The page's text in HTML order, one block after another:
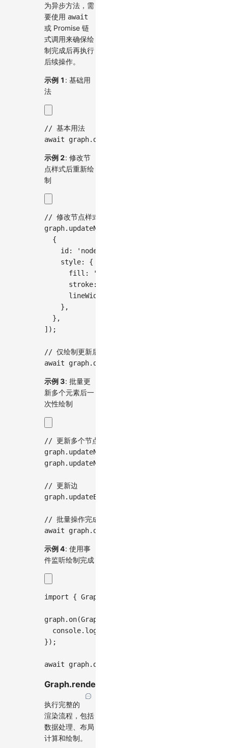
为异步方法，需
要使用 await
或 Promise 链
式调用来确保绘
制完成后再执行
后续操作。
示例 1 : 基础用
法
// 基本用法
await graph. draw
示例 2: 修改节
点样式后重新绘
制
// 修改节点样式后重新绘制
graph. updateNodeData
{
id : 'node1'
style:
{
fill : 'red'
stroke:
lineWidth
} ,
} ,
] ) ;
// 仅绘制更新后的样式，不重新布局
await graph. draw
示例 3: 批量更
新多个元素后一
次性绘制
// 更新多个节点
graph. updateNodeData
graph. updateNodeData
// 更新边
graph. updateEdgeData
// 批量操作完成后绘制
await graph. draw
示例 4: 使用事
件监听绘制完成
import { GraphEvent
graph. on(GraphEvent
console. log
}) ;
await graph. draw
Graph.render()
执行完整的
渲染流程，包括
数据处理、布局
计算和绘制。